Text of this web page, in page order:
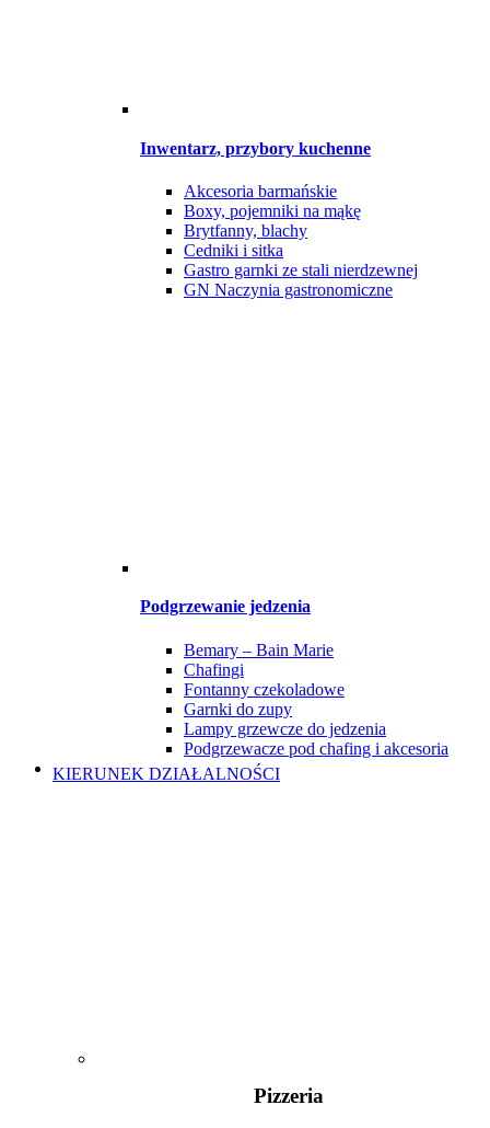
Inwentarz, przybory kuchenne
Akcesoria barmańskie
Boxy, pojemniki na mąkę
Brytfanny, blachy
Cedniki i sitka
Gastro garnki ze stali nierdzewnej
GN Naczynia gastronomiczne
Podgrzewanie jedzenia
Bemary – Bain Marie
Chafingi
Fontanny czekoladowe
Garnki do zupy
Lampy grzewcze do jedzenia
Podgrzewacze pod chafing i akcesoria
KIERUNEK DZIAŁALNOŚCI
Pizzeria